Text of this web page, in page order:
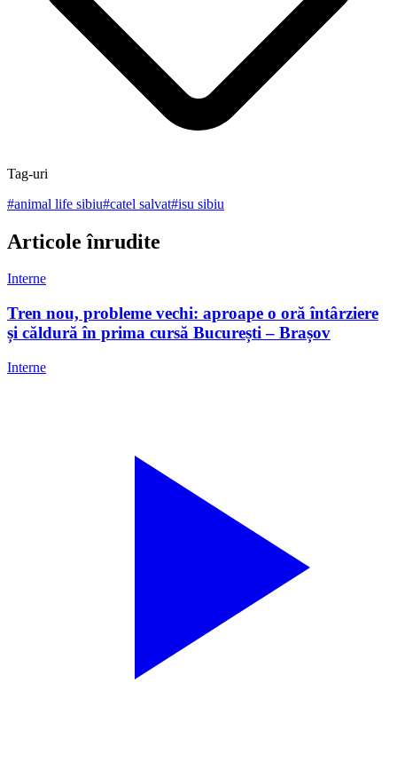
Tag-uri
#animal life sibiu#catel salvat#isu sibiu
Articole înrudite
Interne
Tren nou, probleme vechi: aproape o oră întârziere
și căldură în prima cursă București – Brașov
Interne